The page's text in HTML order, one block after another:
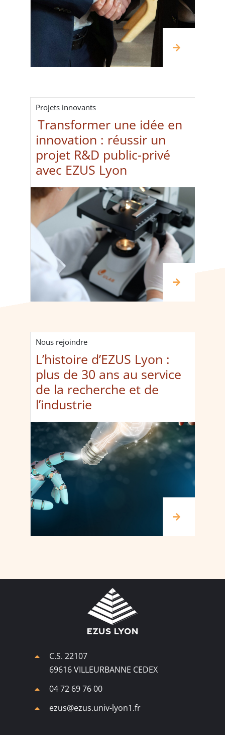
Projets innovants
Transformer une idée en
innovation : réussir un
projet R&D public-privé
avec EZUS Lyon
Nous rejoindre
L’histoire d’EZUS Lyon :
plus de 30 ans au service
de la recherche et de
l’industrie
C.S. 22107
69616 VILLEURBANNE CEDEX
04 72 69 76 00
ezus@ezus.univ-lyon1.fr